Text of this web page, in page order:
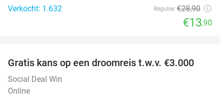
Verkocht: 1.632
Regulier €28,90
€13,90
Gratis kans op een droomreis t.w.v. €3.000
Social Deal Win
Online